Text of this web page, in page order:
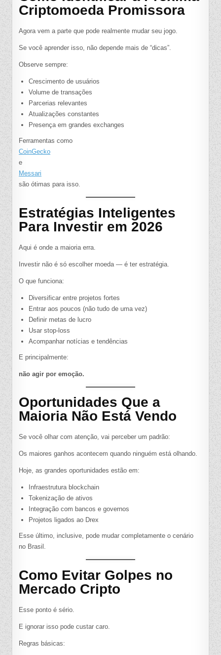
Criptomoeda Promissora
Agora vem a parte que pode realmente mudar seu jogo.
Se você aprender isso, não depende mais de “dicas”.
Observe sempre:
Crescimento de usuários
Volume de transações
Parcerias relevantes
Atualizações constantes
Presença em grandes exchanges
Ferramentas como
CoinGecko
e
Messari
são ótimas para isso.
Estratégias Inteligentes
Para Investir em 2026
Aqui é onde a maioria erra.
Investir não é só escolher moeda — é ter estratégia.
O que funciona:
Diversificar entre projetos fortes
Entrar aos poucos (não tudo de uma vez)
Definir metas de lucro
Usar stop-loss
Acompanhar notícias e tendências
E principalmente:
não agir por emoção.
Oportunidades Que a
Maioria Não Está Vendo
Se você olhar com atenção, vai perceber um padrão:
Os maiores ganhos acontecem quando ninguém está olhando.
Hoje, as grandes oportunidades estão em:
Infraestrutura blockchain
Tokenização de ativos
Integração com bancos e governos
Projetos ligados ao Drex
Esse último, inclusive, pode mudar completamente o cenário
no Brasil.
Como Evitar Golpes no
Mercado Cripto
Esse ponto é sério.
E ignorar isso pode custar caro.
Regras básicas: